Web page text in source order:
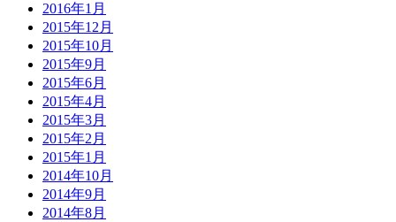
2016年1月
2015年12月
2015年10月
2015年9月
2015年6月
2015年4月
2015年3月
2015年2月
2015年1月
2014年10月
2014年9月
2014年8月